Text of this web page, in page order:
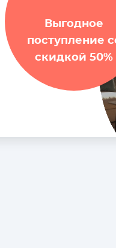
Начинающим
Практикующим
Выгодное
поступление
скидкой 50%